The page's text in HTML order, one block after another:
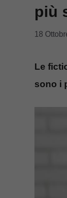
più
18
Le
sono i